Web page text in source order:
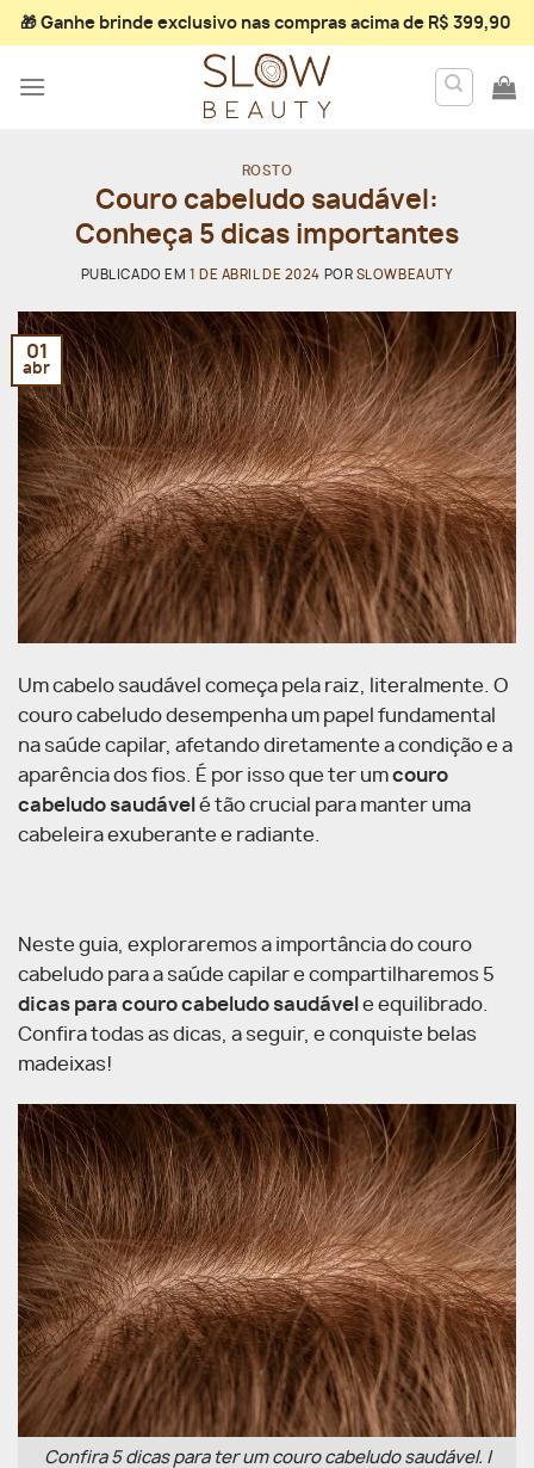
Skip
to
🎁 Ganhe brinde exclusivonas compras acima de R$ 399,90
ROSTO
Couro cabeludo saudável:
Conheça 5 dicas importantes
PUBLICADO EM 1 DE ABRIL DE 2024 POR SLOWBEAUTY
01
abr
Um cabelo saudável começa pela raiz, literalmente. O
couro cabeludo desempenha um papel fundamental
na saúde capilar, afetando diretamente a condição e a
aparência dos fios. É por isso que ter umcouro
cabeludo saudável é tão crucial para manter uma
cabeleira exuberante e radiante.
Neste guia, exploraremos a importância do couro
cabeludo para a saúde capilar e compartilharemos 5
dicas para couro cabeludo saudável e equilibrado.
Confira todas as dicas, a seguir, e conquiste belas
madeixas!
Confira 5 dicas para ter um couro cabeludo saudável. |